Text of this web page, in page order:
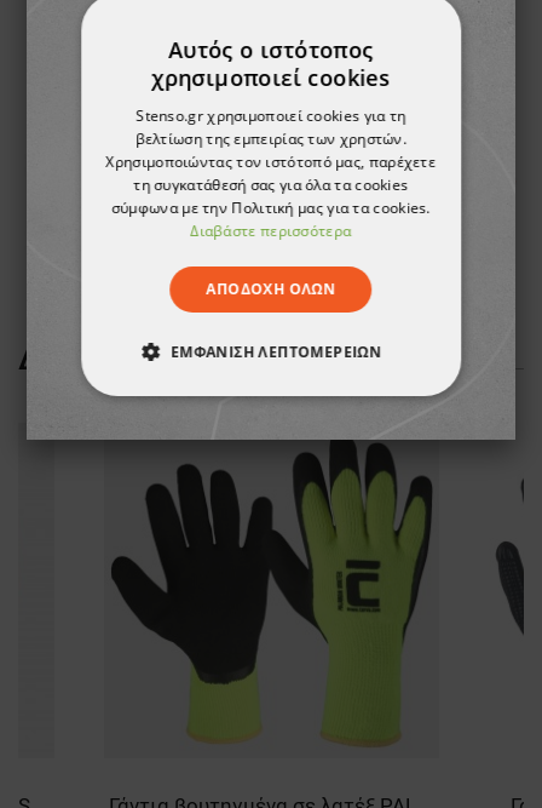
ΔΕΊΤΕ ΠΕΡΙΣΣΌΤΕΡΑ
Αυτός ο ιστότοπος
χρησιμοποιεί cookies
Stenso.gr χρησιμοποιεί cookies για τη
βελτίωση της εμπειρίας των χρηστών.
Χρησιμοποιώντας τον ιστότοπό μας, παρέχετε
τη συγκατάθεσή σας για όλα τα cookies
σύμφωνα με την Πολιτική μας για τα cookies.
Διαβάστε περισσότερα
ΑΠΟΔΟΧΉ ΌΛΩΝ
ΕΜΦΆΝΙΣΗ ΛΕΠΤΟΜΕΡΕΙΏΝ
ΑΠΟΛΎΤΩΣ ΑΠΑΡΑΊΤΗΤΑ
ΑΠΌΔΟΣΗΣ ΣΤΌΧΕΥΣΗΣ
ΛΕΙΤΟΥΡΓΙΚΌΤΗΤΑΣ
ΜΗ ΤΑΞΙΝΟΜΗΜΈΝΑ